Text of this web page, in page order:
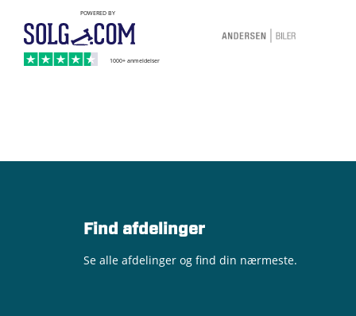
Find afdelinger
Se alle afdelinger og find din nærmeste.